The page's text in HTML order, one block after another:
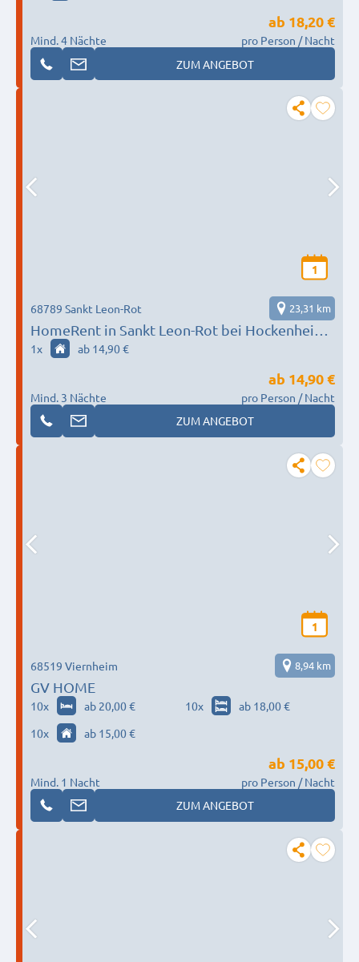
Mind. 4 Nächte
ab 18,20 €
pro Person / Nacht
ZUM ANGEBOT
1
HomeRent in Sankt Leon-Rot bei Hockenheim
HR-52201-sankt-leon-roth
68789 Sankt Leon-Rot 23,31 km
1x ab 14,90 €
Mind. 3 Nächte
ab 14,90 €
pro Person / Nacht
ZUM ANGEBOT
1
GV HOME
68519 Viernheim 8,94 km
10x ab 20,00 € 10x
ab 18,00 €
10x ab 15,00 €
Mind. 1 Nacht
ab 15,00 €
pro Person / Nacht
ZUM ANGEBOT